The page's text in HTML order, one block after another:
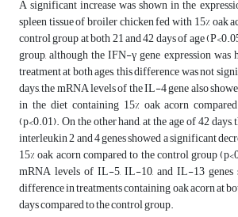
A significant increase was shown in the
spleen tissue of broiler chicken fed with 15% oak
control group at both 21 and 42 days of age
group, although the IFN-γ gene expression
treatment at both ages, this difference was not
days, the mRNA levels of the IL-4 gene also
in the diet containing 15% oak acorn
(p<0.01). On the other hand, at the age of 42
interleukin 2 and 4 genes showed a significant
15% oak acorn compared to the control group
mRNA levels of IL-5, IL-10, and IL-13 genes
difference in treatments containing oak acorn at
days compared to the control group.